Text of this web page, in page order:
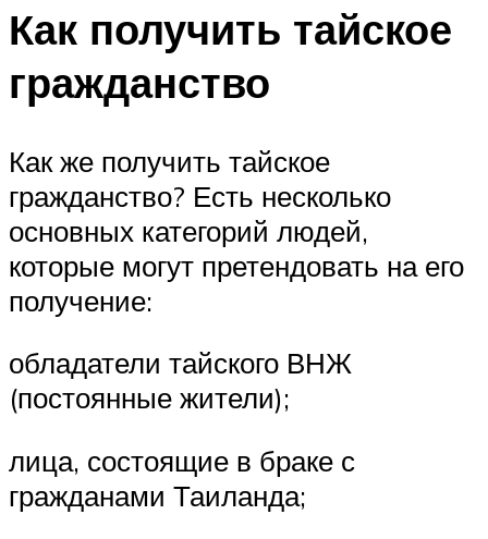
Как получить тайское
гражданство
Как же получить тайское
гражданство? Есть несколько
основных категорий людей,
которые могут претендовать на его
получение:
обладатели тайского ВНЖ
(постоянные жители);
лица, состоящие в браке с
гражданами Таиланда;